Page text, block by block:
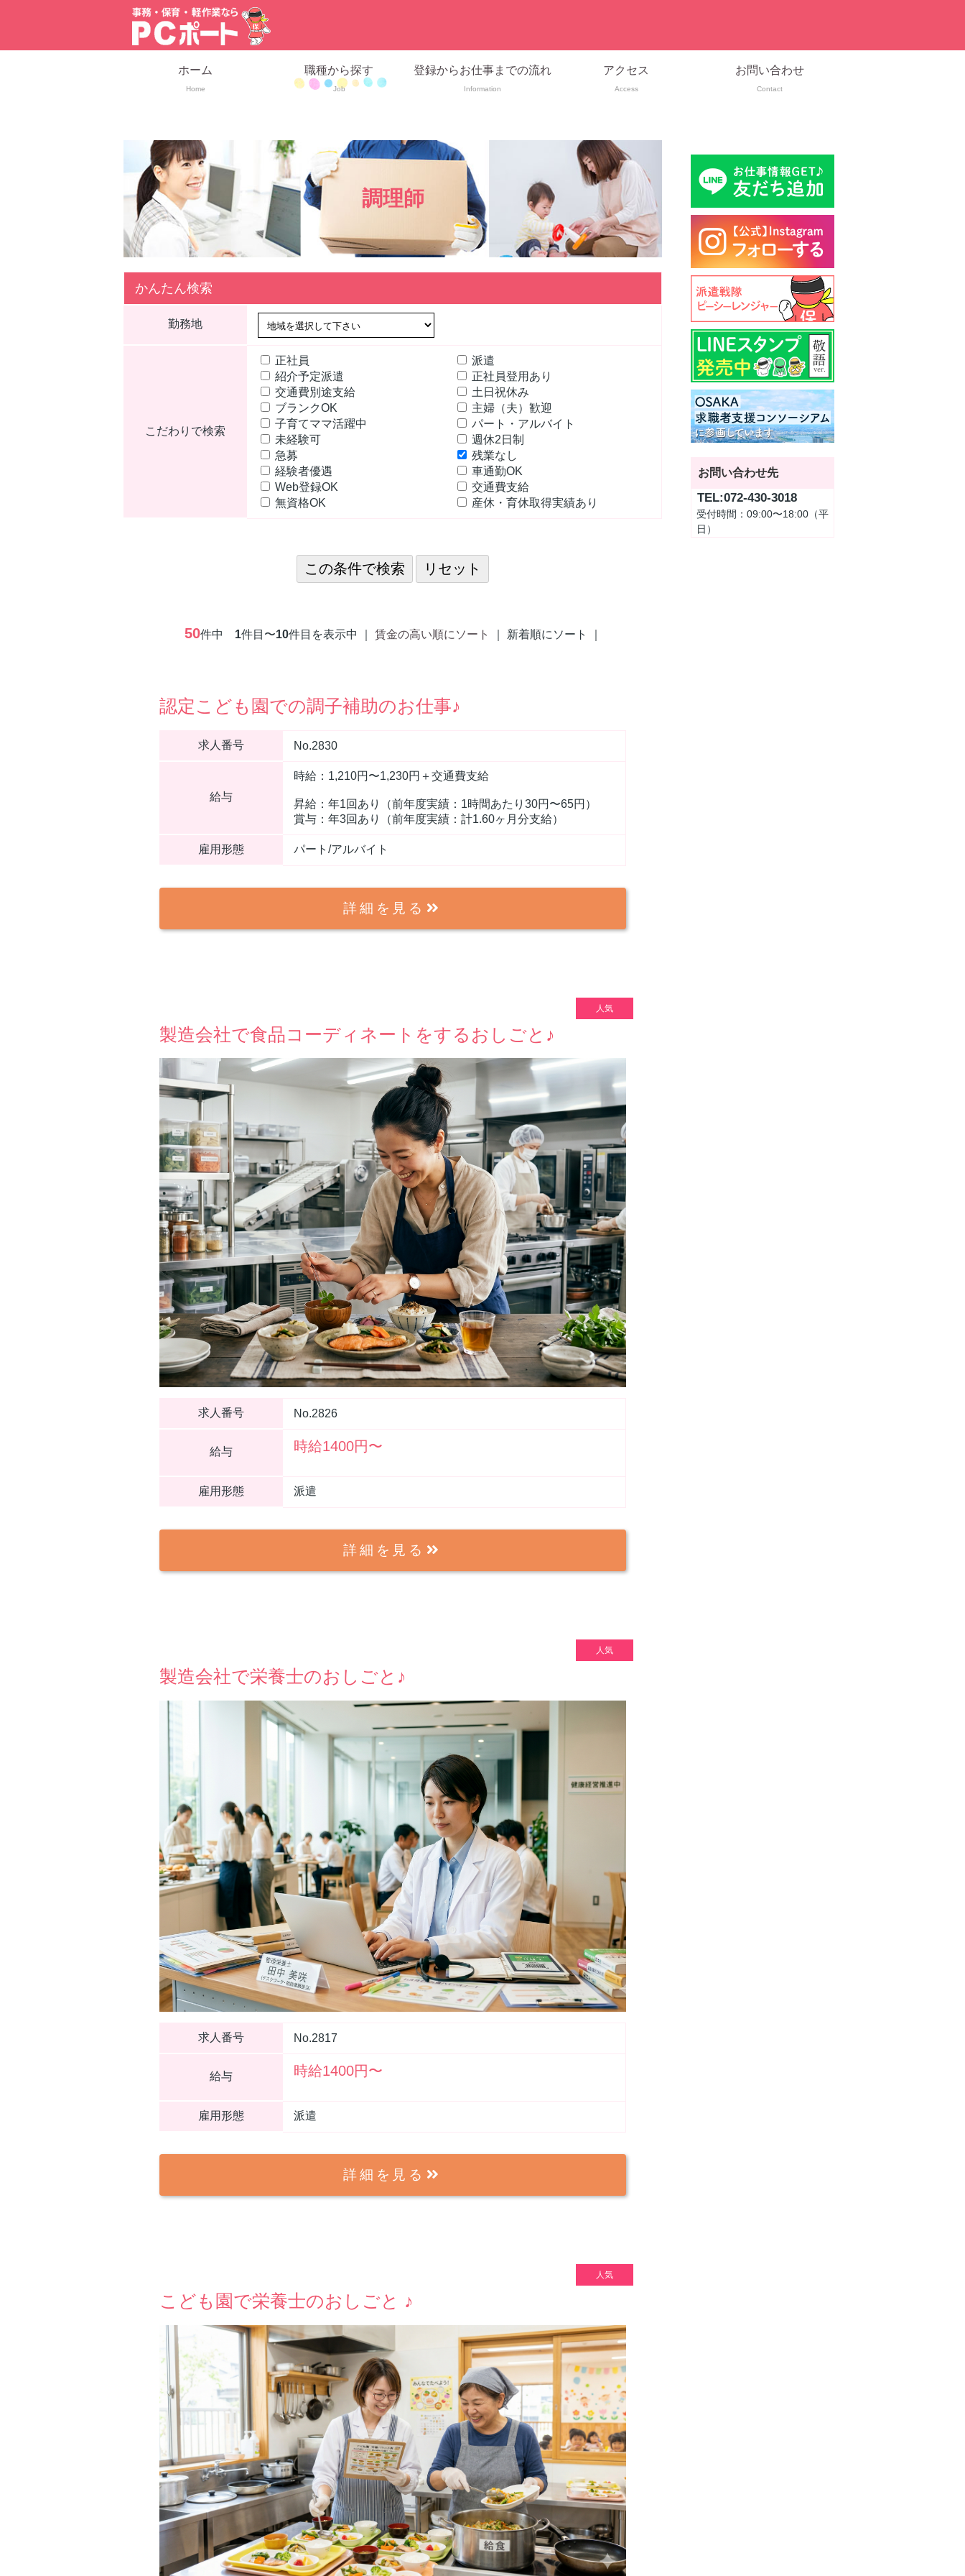
ホーム
Home
職種から探す
Job
登録からお仕事までの流れ
Information
アクセス
Access
お問い合わせ
Contact
調理師
かんたん検索
勤務地
こだわりで検索
正社員
派遣
紹介予定派遣
正社員登用あり
交通費別途支給
土日祝休み
ブランクOK
主婦（夫）歓迎
子育てママ活躍中
パート・アルバイト
未経験可
週休2日制
急募
残業なし
経験者優遇
車通勤OK
Web登録OK
交通費支給
無資格OK
産休・育休取得実績あり
50件中 1件目〜10件目を表示中 ｜ 賃金の高い順にソート ｜ 新着順にソート ｜
認定こども園での調子補助のお仕事♪
求人番号 No.2830
給与
時給：1,210円〜1,230円＋交通費支給
昇給：年1回あり（前年度実績：1時間あたり30円〜65円）
賞与：年3回あり（前年度実績：計1.60ヶ月分支給）
雇用形態 パート/アルバイト
詳細を見る
人気
製造会社で食品コーディネートをするおしごと♪
求人番号 No.2826
給与 時給1400円〜
雇用形態 派遣
詳細を見る
人気
製造会社で栄養士のおしごと♪
求人番号 No.2817
給与 時給1400円〜
雇用形態 派遣
詳細を見る
人気
こども園で栄養士のおしごと ♪
お問い合わせ先
TEL:072-430-3018
受付時間：09:00〜18:00（平
日）